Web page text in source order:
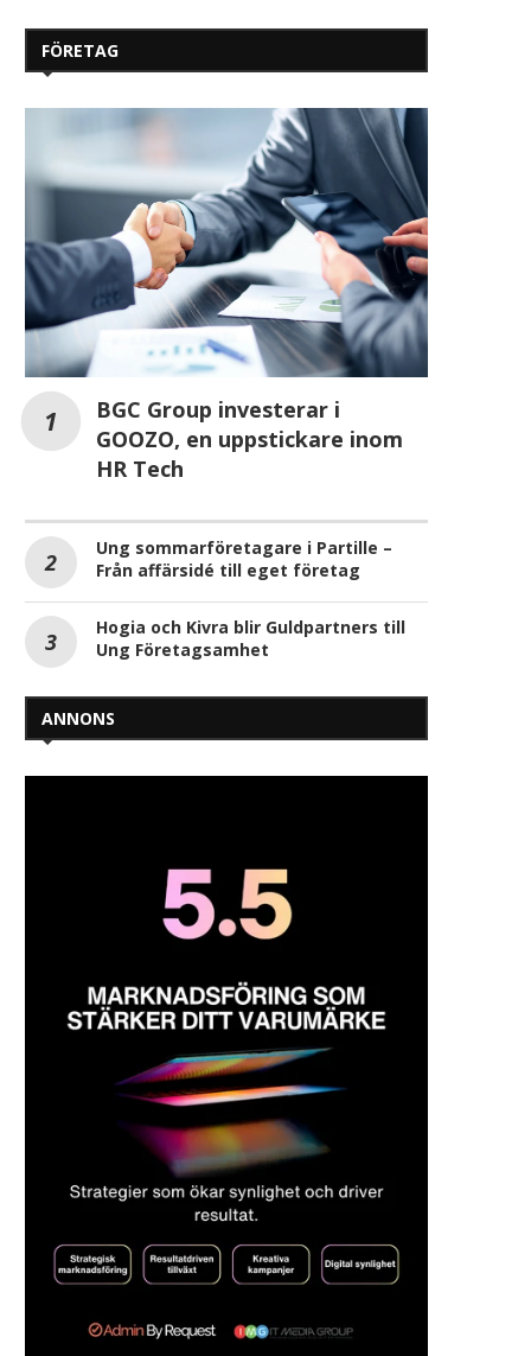
FÖRETAG
BGC Group investerar i
GOOZO, en uppstickare inom
HR Tech
Ung sommarföretagare i Partille –
Från affärsidé till eget företag
Hogia och Kivra blir Guldpartners till
Ung Företagsamhet
ANNONS